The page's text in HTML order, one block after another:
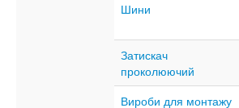
Шини
Затискач
проколюючий
Вироби для монтажу